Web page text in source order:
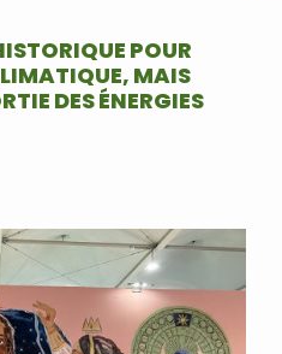
POUR
MAIS
DES ÉNERGIES